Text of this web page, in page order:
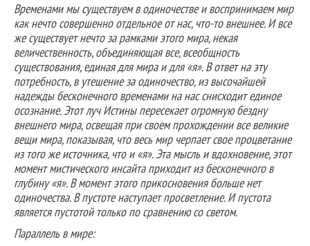
Временами мы существуем в одиночестве и воспринимаем мир
как нечто совершенно отдельное от нас, что-то внешнее. И все
же существует нечто за рамками этого мира, некая
величественность, объединяющая все, всеобщность
существования, единая для мира и для «я». В ответ на эту
потребность, в утешение за одиночество, из высочайшей
надежды бесконечного временами на нас снисходит единое
осознание. Этот луч Истины пересекает огромную бездну
внешнего мира, освещая при своем прохождении все великие
вещи мира, показывая, что весь мир черпает свое процветание
из того же источника, что и «я». Эта мысль и вдохновение, этот
момент мистического инсайта приходит из бесконечного в
глубину «я». В момент этого прикосновения больше нет
одиночества. В пустоте наступает просветление. И пустота
является пустотой только по сравнению со светом.
Параллель в мире: